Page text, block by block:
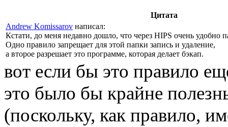
Цитата
Andrew Komissarov написал:
Кстати, до меня недавно дошло, что через HIPS очень удобно
Одно правило запрещает для этой папки запись и удаление,
а второе разрешает это программе, которая делает бэкап.
вот если бы это правило
это было бы крайне
(поскольку, как правило,